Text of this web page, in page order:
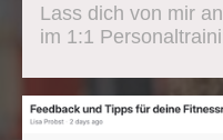
Lass dich von mir
im 1:1